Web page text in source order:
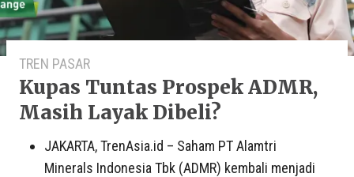
TREN PASAR
Kupas Tuntas Prospek ADMR,
Masih Layak Dibeli?
JAKARTA, TrenAsia.id – Saham PT Alamtri
Minerals Indonesia Tbk (ADMR) kembali menjadi